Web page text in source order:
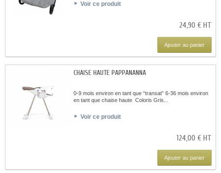
Voir ce produit
24,90 € HT
Ajouter au panier
CHAISE HAUTE PAPPANANNA
0-9 mois environ en tant que “transat” 6-36 mois environ
en tant que chaise haute Coloris Gris...
Voir ce produit
124,00 € HT
Ajouter au panier